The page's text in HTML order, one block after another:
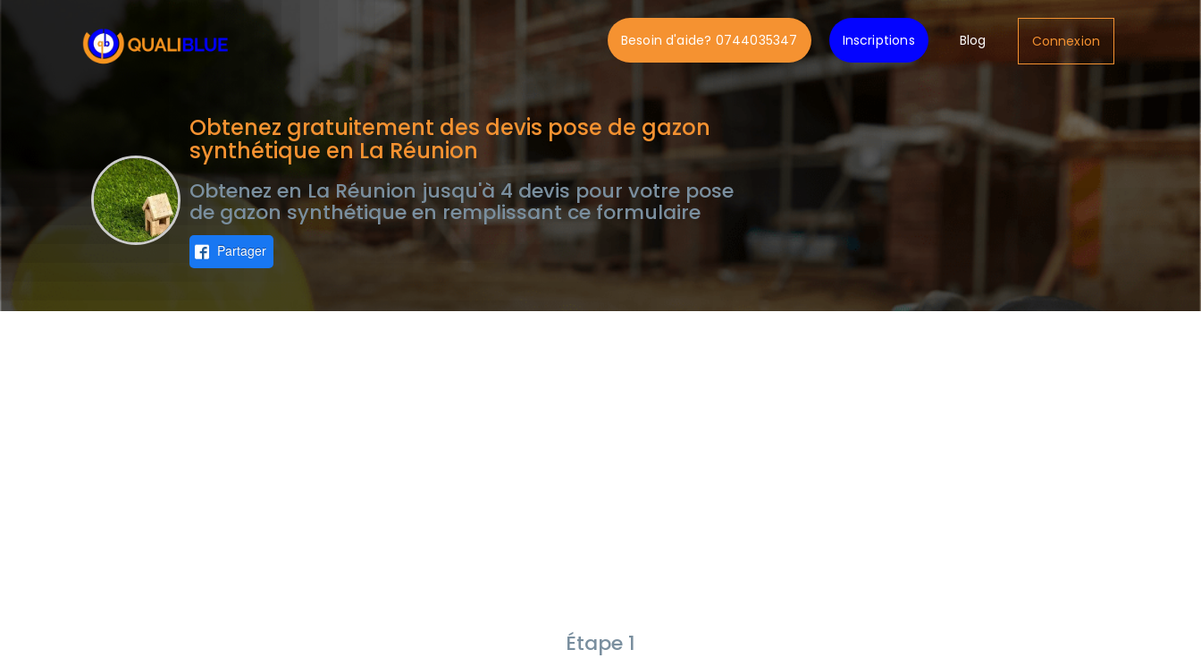
Besoin d'aide? 0744035347 Inscriptions Blog Connexion
Obtenez gratuitement des devis pose de gazon
synthétique en La Réunion
Obtenez en La Réunion jusqu'à 4 devis pour votre pose
de gazon synthétique en remplissant ce formulaire
Partager
Étape 1